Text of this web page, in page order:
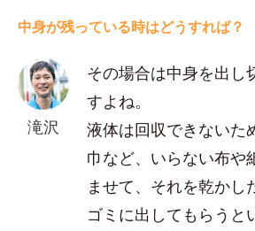
中身が残っている時はどうすれば？
滝沢
その場合は中身を出し
すよね。
液体は回収できないた
巾など、いらない布や
ませて、それを乾かし
ゴミに出してもらうと